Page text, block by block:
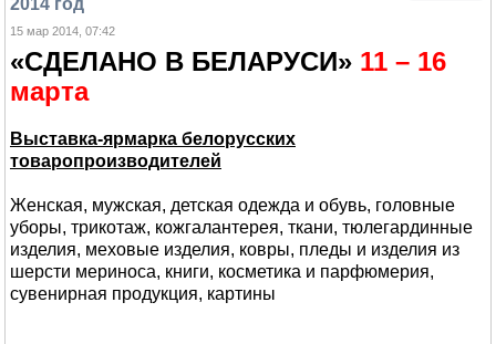
2014 год
15 мар 2014, 07:42
«СДЕЛАНО В БЕЛАРУСИ» 11 – 16
марта
Выставка-ярмарка белорусских
товаропроизводителей
Женская, мужская, детская одежда и обувь, головные
уборы, трикотаж, кожгалантерея, ткани, тюлегардинные
изделия, меховые изделия, ковры, пледы и изделия из
шерсти мериноса, книги, косметика и парфюмерия,
сувенирная продукция, картины